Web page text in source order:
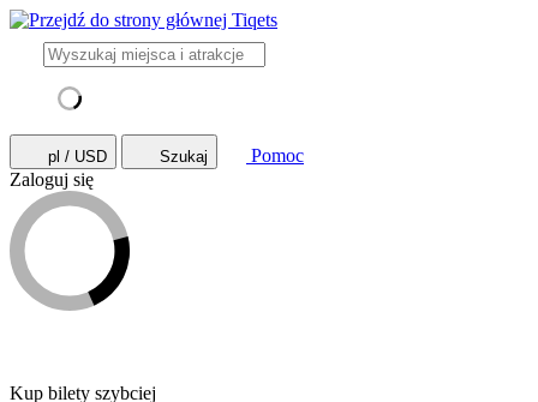
pl / USD Szukaj
Pomoc
Zaloguj się
Kup bilety szybciej